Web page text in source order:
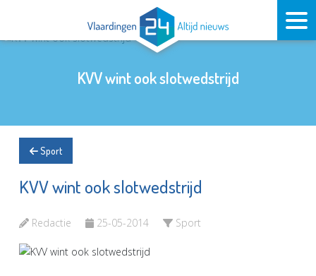
KVV wint ook slotwedstrijd
Sport
KVV wint ook slotwedstrijd
Redactie 25-05-2014 Sport